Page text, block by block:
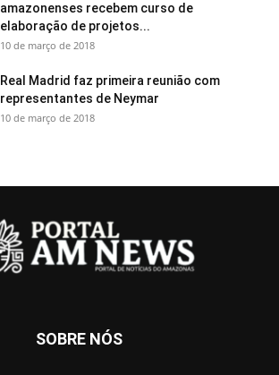
amazonenses recebem curso de
elaboração de projetos...
10 de março de 2018
Real Madrid faz primeira reunião com
representantes de Neymar
10 de março de 2018
SOBRE NÓS